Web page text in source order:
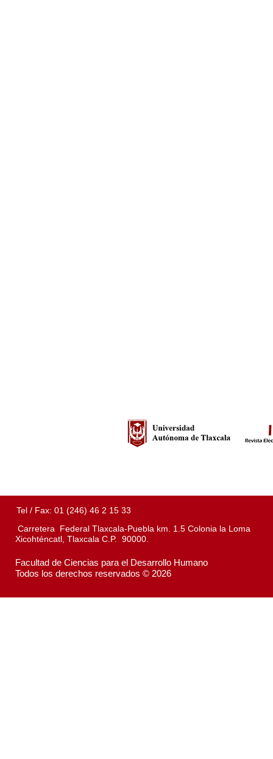
Tel / Fax: 01 (246) 46 2 15 33
Carretera Federal Tlaxcala-Puebla km. 1.5 Colonia la Loma
Xicohténcatl, Tlaxcala C.P. 90000.
Facultad de Ciencias para el Desarrollo Humano
Todos los derechos reservados © 2026